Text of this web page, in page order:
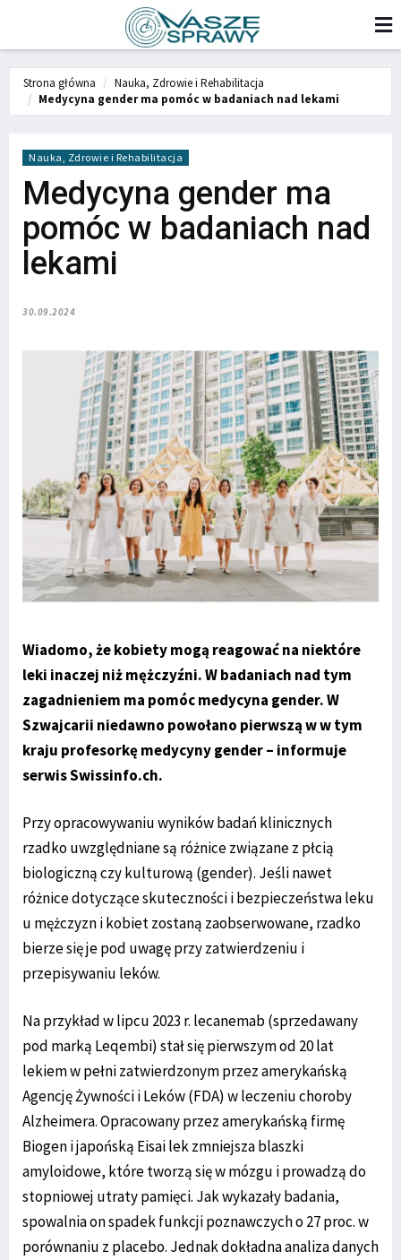
Strona główna
Nauka, Zdrowie i Rehabilitacja
Medycyna gender ma pomóc w badaniach nad lekami
Nauka, Zdrowie i Rehabilitacja
Medycyna gender ma
pomóc w badaniach nad
lekami
30.09.2024
Wiadomo, że kobiety mogą reagować na niektóre
leki inaczej niż mężczyźni. W badaniach nad tym
zagadnieniem ma pomóc medycyna gender. W
Szwajcarii niedawno powołano pierwszą w w tym
kraju profesorkę medycyny gender – informuje
serwis Swissinfo.ch.
Przy opracowywaniu wyników badań klinicznych
rzadko uwzględniane są różnice związane z płcią
biologiczną czy kulturową (gender). Jeśli nawet
różnice dotyczące skuteczności i bezpieczeństwa leku
u mężczyzn i kobiet zostaną zaobserwowane, rzadko
bierze się je pod uwagę przy zatwierdzeniu i
przepisywaniu leków.
Na przykład w lipcu 2023 r. lecanemab (sprzedawany
pod marką Leqembi) stał się pierwszym od 20 lat
lekiem w pełni zatwierdzonym przez amerykańską
Agencję Żywności i Leków (FDA) w leczeniu choroby
Alzheimera. Opracowany przez amerykańską firmę
Biogen i japońską Eisai lek zmniejsza blaszki
amyloidowe, które tworzą się w mózgu i prowadzą do
stopniowej utraty pamięci. Jak wykazały badania,
spowalnia on spadek funkcji poznawczych o 27 proc. w
porównaniu z placebo. Jednak dokładna analiza danych